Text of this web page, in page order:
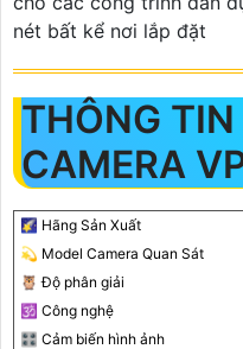
nét bất kể nơi lắp đặt
THÔNG
CAMERA
🌠 Hãng Sản Xuất
💫 Model Camera Quan Sát
🦉 Độ phân giải
🕉️ Công nghệ
🎛 Cảm biến hình ảnh